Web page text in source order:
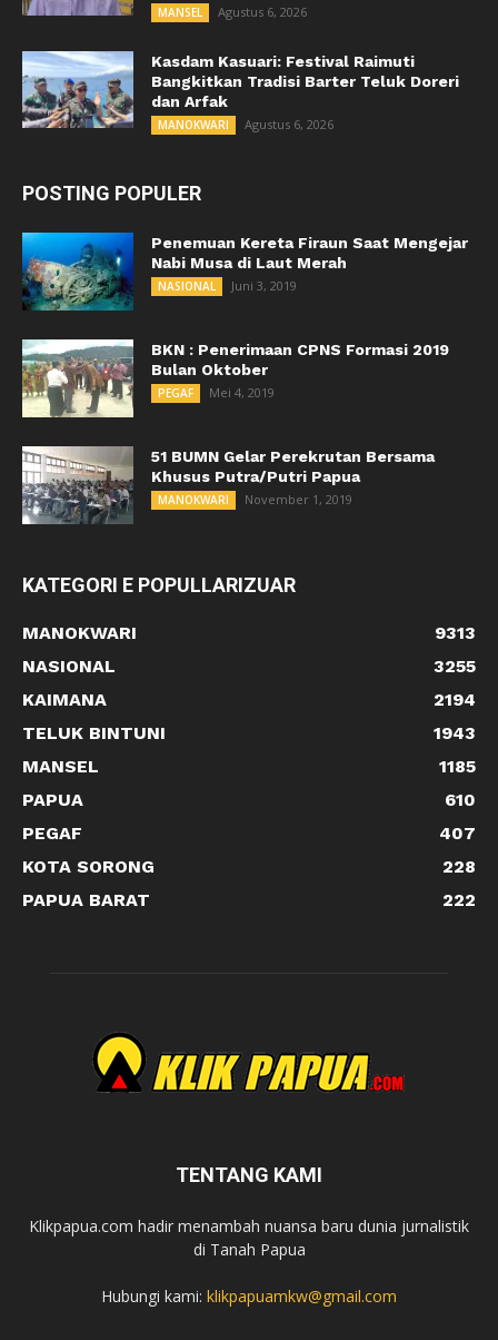
MANSEL Agustus 6, 2026
Kasdam Kasuari: Festival Raimuti
Bangkitkan Tradisi Barter Teluk Doreri
dan Arfak
MANOKWARI Agustus 6, 2026
POSTING POPULER
Penemuan Kereta Firaun Saat Mengejar
Nabi Musa di Laut Merah
NASIONAL Juni 3, 2019
BKN : Penerimaan CPNS Formasi 2019
Bulan Oktober
PEGAF Mei 4, 2019
51 BUMN Gelar Perekrutan Bersama
Khusus Putra/Putri Papua
MANOKWARI November 1, 2019
KATEGORI E POPULLARIZUAR
MANOKWARI
9313
NASIONAL
3255
KAIMANA
2194
TELUK BINTUNI
1943
MANSEL
1185
PAPUA
610
PEGAF
407
KOTA SORONG
228
PAPUA BARAT
222
TENTANG KAMI
Klikpapua.com hadir menambah nuansa baru dunia jurnalistik
di Tanah Papua
Hubungi kami: klikpapuamkw@gmail.com